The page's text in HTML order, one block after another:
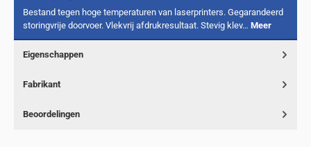
Bestand tegen hoge temperaturen van laserprinters. Gegarandeerd
storingvrije doorvoer. Vlekvrij afdrukresultaat. Stevig klev… Meer
Eigenschappen
Fabrikant
Beoordelingen